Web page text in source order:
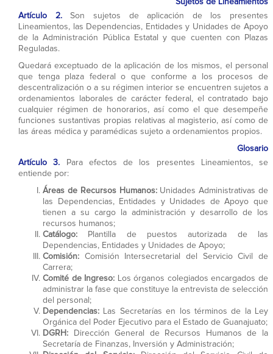
Sujetos de Lineamientos
Artículo 2.Son sujetos de aplicación de los presentes
Lineamientos, las Dependencias, Entidades y Unidades de Apoyo
de la Administración Pública Estatal y que cuenten con Plazas
Reguladas.
Quedará exceptuado de la aplicación de los mismos, el personal
que tenga plaza federal o que conforme a los procesos de
descentralización o a su régimen interior se encuentren sujetos a
ordenamientos laborales de carácter federal, el contratado bajo
cualquier régimen de honorarios, así como el que desempeñe
funciones sustantivas propias relativas al magisterio, así como de
las áreas médica y paramédicas sujeto a ordenamientos propios.
Glosario
Artículo 3. Para efectos de los presentes Lineamientos, se
entiende por:
Áreas de Recursos Humanos: Unidades Administrativas de
las Dependencias, Entidades y Unidades de Apoyo que
tienen a su cargo la administración y desarrollo de los
recursos humanos;
Catálogo:
Plantilla de puestos autorizada de las
Dependencias, Entidades y Unidades de Apoyo;
Comisión: Comisión Intersecretarial del Servicio Civil de
Carrera;
Comité de Ingreso: Los órganos colegiados encargados de
administrar la fase que constituye la entrevista de selección
del personal;
Dependencias: Las Secretarías en los términos de la Ley
Orgánica del Poder Ejecutivo para el Estado de Guanajuato;
DGRH:
Dirección General de Recursos Humanos de la
Secretaría de Finanzas, Inversión y Administración;